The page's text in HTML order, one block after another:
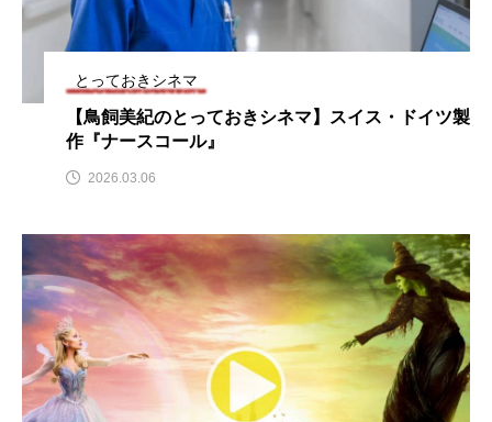
SPOTTED PRODUCTIONS/TWIN
SUNSUNキッズ
This is SUEKI We Live In Time
⻑尾謙杜
「THE オリバーな犬、（Gosh!!）このヤロウMOVIE」
『今日の空が一番好き、とまだ言えない僕は』
あいはらひろゆき
とっておきシネマ
【鳥飼美紀のとっておきシネマ】スイス・ドイツ製
作『ナースコール』
2026.03.06